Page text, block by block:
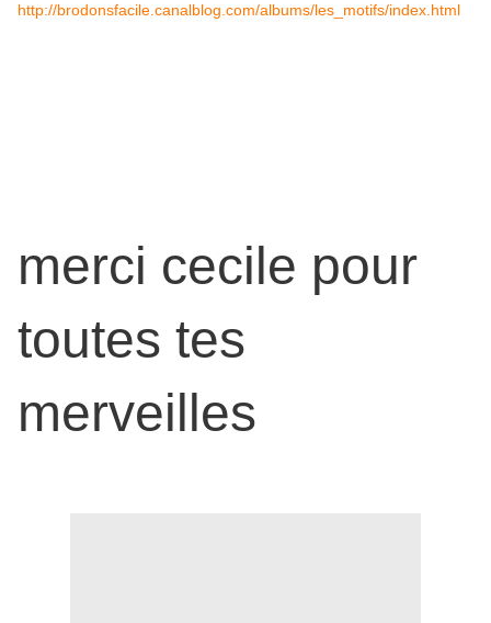
http://brodonsfacile.canalblog.com/albums/les_motifs/index.html
merci cecile pour
toutes tes
merveilles